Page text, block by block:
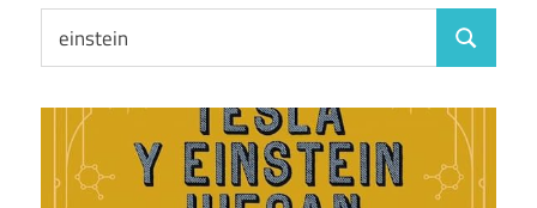
Buscar:
Buscar